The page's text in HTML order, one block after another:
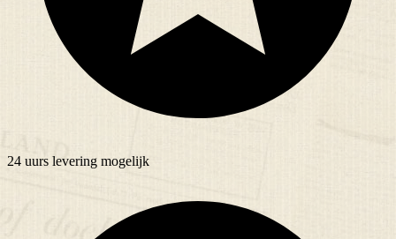
24 uurs levering mogelijk